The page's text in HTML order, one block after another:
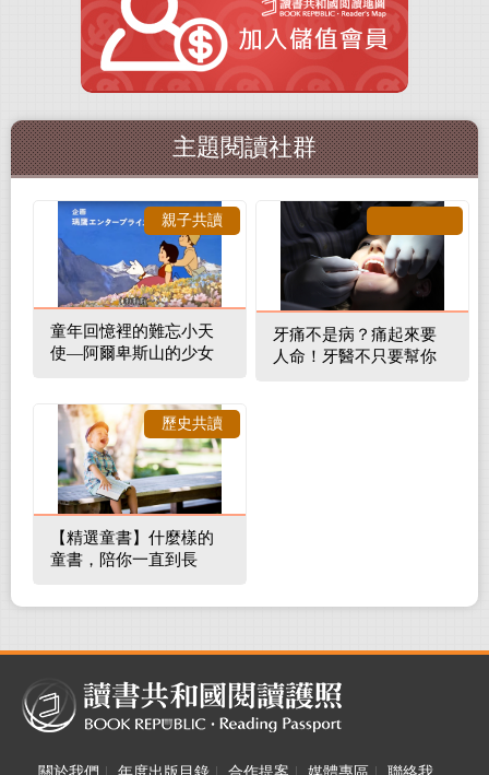
主題閱讀社群
童年回憶裡的難忘小天
使—阿爾卑斯山的少女
親子共讀
牙痛不是病？痛起來要
人命！牙醫不只要幫你
【精選童書】什麼樣的
童書，陪你一直到長
歷史共讀